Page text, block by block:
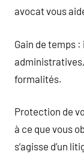
avocat vous
Gain de temps
formalités.
Protection de
à ce que vous
s’agisse d’un